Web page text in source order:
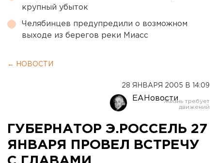
крупный убыток
Челябинцев предупредили о возможном
выходе из берегов реки Миасс
← НОВОСТИ
28 ЯНВАРЯ 2005 В 14:09
ЕАНовости
ГУБЕРНАТОР Э.РОССЕЛЬ 27
ЯНВАРЯ ПРОВЕЛ ВСТРЕЧУ